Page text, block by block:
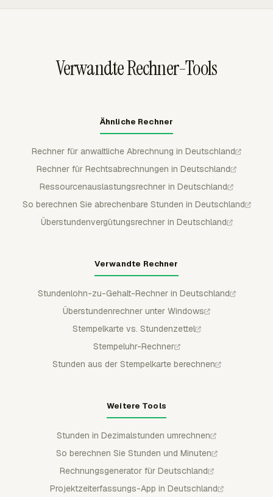
Korrekturen erhält.
Verwandte Rechner-Tools
Ähnliche Rechner
Rechner für anwaltliche Abrechnung in Deutschland
Rechner für Rechtsabrechnungen in Deutschland
Ressourcenauslastungsrechner in Deutschland
So berechnen Sie abrechenbare Stunden in Deutschland
Überstundenvergütungsrechner in Deutschland
Verwandte Rechner
Stundenlohn-zu-Gehalt-Rechner in Deutschland
Überstundenrechner unter Windows
Stempelkarte vs. Stundenzettel
Stempeluhr-Rechner
Stunden aus der Stempelkarte berechnen
Weitere Tools
Stunden in Dezimalstunden umrechnen
So berechnen Sie Stunden und Minuten
Rechnungsgenerator für Deutschland
Projektzeiterfassungs-App in Deutschland